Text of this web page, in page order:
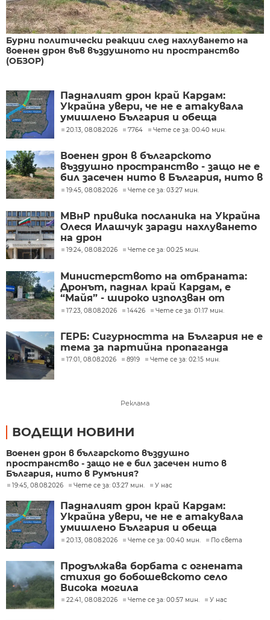
Бурни политически реакции след нахлуването на
военен дрон във въздушното ни пространство
(ОБЗОР)
Падналият дрон край Кардам:
Украйна увери, че не е атакувала
умишлено България и обеща
разследване
20:13, 08.08.2026 7764 Чете се за: 00:40 мин.
Военен дрон в българското
въздушно пространство - защо не е
бил засечен нито в България, нито в
Румъния?
19:45, 08.08.2026 Чете се за: 03:27 мин.
МВнР привика посланика на Украйна
Олеся Илашчук заради нахлуването
на дрон
19:24, 08.08.2026 Чете се за: 00:25 мин.
Министерството на отбраната:
Дронът, паднал край Кардам, е
“Майя” - широко използван от
украинската армия
17:23, 08.08.2026 14426 Чете се за: 01:17 мин.
ГЕРБ: Сигурността на България не е
тема за партийна пропаганда
17:01, 08.08.2026 8919 Чете се за: 02:15 мин.
Реклама
ВОДЕЩИ НОВИНИ
Военен дрон в българското въздушно
пространство - защо не е бил засечен нито в
България, нито в Румъния?
19:45, 08.08.2026 Чете се за: 03:27 мин. У нас
Падналият дрон край Кардам:
Украйна увери, че не е атакувала
умишлено България и обеща
разследване
20:13, 08.08.2026 Чете се за: 00:40 мин. По света
Продължава борбата с огнената
стихия до бобошевското село
Висока могила
22:41, 08.08.2026 Чете се за: 00:57 мин. У нас